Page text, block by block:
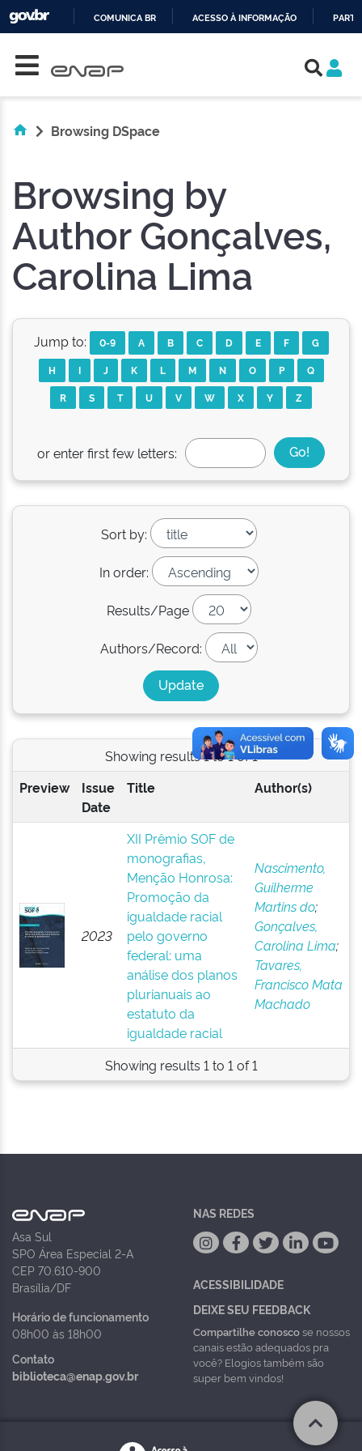
COMUNICA BR ACESSO À INFORMAÇÃO
Browsing DSpace
Browsing by
Author Gonçalves,
Carolina Lima
Jump to: 0-9 A B C D E F
G
H
I J K L M N O P
Q
R
S T U V W X Y Z
or enter first few letters:
Sort by:
In order:
Results/Page
Authors/Record:
Showing results 1 to 1 of 1
Preview
Issue
Date
Title Author(s)
2023
XII Prêmio SOF de
monografias,
Menção Honrosa:
Promoção da
igualdade racial
pelo governo
federal: uma
análise dos planos
plurianuais ao
estatuto da
igualdade racial
Nascimento,
Guilherme
Martins do;
Gonçalves,
Carolina Lima;
Tavares,
Francisco Mata
Machado
Showing results 1 to 1 of 1
Asa Sul
SPO Área Especial 2-A
CEP 70.610-900
Brasília/DF
Horário de funcionamento
08h00 às 18h00
Contato
biblioteca@enap.gov.br
NAS REDES
ACESSIBILIDADE
DEIXE SEU FEEDBACK
Compartilhe conoscose nossos
canais estão adequados pra
você? Elogios também são
super bem vindos!